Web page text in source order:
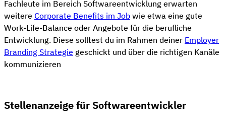
Fachleute im Bereich Softwareentwicklung erwarten
weitere Corporate Benefits im Job wie etwa eine gute
Work-Life-Balance oder Angebote für die berufliche
Entwicklung. Diese solltest du im Rahmen deiner Employer
Branding Strategie geschickt und über die richtigen Kanäle
kommunizieren
Stellenanzeige für Softwareentwickler